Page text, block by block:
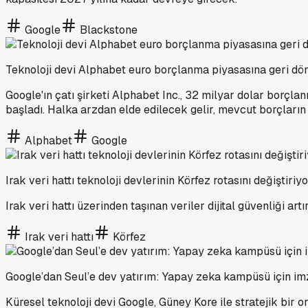
Google Blackstone
Teknoloji devi Alphabet euro borçlanma piyasasına geri
Google'ın çatı şirketi Alphabet Inc., 32 milyar dolar
başladı. Halka arzdan elde edilecek gelir, mevcut
Alphabet Google
Irak veri hattı teknoloji devlerinin Körfez rotasını
Irak veri hattı üzerinden taşınan veriler dijital güvenliği
Irak veri hattı Körfez
Google’dan Seul’e dev yatırım: Yapay zeka kampüsü için
Küresel teknoloji devi Google, Güney Kore ile stratejik bir